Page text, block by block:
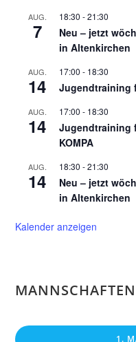
AUG.
7
18:30 -21:30
Neu – jetzt
in Altenkirchen
AUG.
14
17:00 - 18:30
Jugendtraining
AUG.
14
17:00 - 18:30
Jugendtraining
KOMPA
AUG.
14
18:30 -21:30
Neu – jetzt
in Altenkirchen
Kalender anzeigen
MANNSCHAFTEN
1.